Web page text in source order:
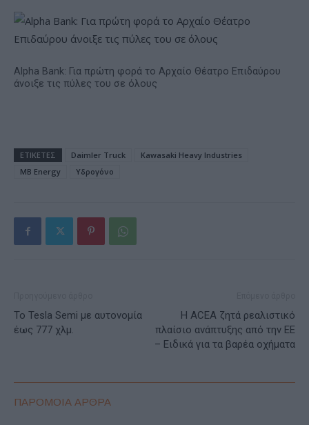
Alpha Bank: Για πρώτη φορά το Αρχαίο Θέατρο Επιδαύρου
άνοιξε τις πύλες του σε όλους
ΕΤΙΚΕΤΕΣ Daimler Truck
Kawasaki Heavy Industries
MB Energy
Υδρογόνο
Το Tesla Semi με αυτονομία
έως 777 χλμ.
Η ACEA ζητά ρεαλιστικό
πλαίσιο ανάπτυξης από την ΕΕ
– Ειδικά για τα βαρέα οχήματα
ΠΑΡΟΜΟΙΑ ΑΡΘΡΑ